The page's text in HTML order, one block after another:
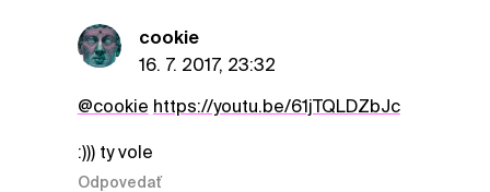
cookie
16. 7. 2017, 23:32
@cookie https://youtu.be/61jTQLDZbJc
:))) ty vole
Odpovedať